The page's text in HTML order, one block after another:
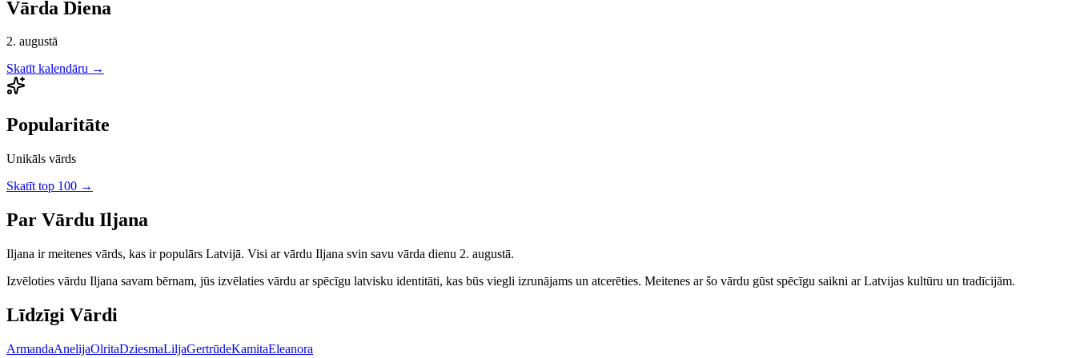
Vārda Diena
2. augustā
Skatīt kalendāru →
Popularitāte
Unikāls vārds
Skatīt top 100 →
Par Vārdu Iljana
Iljana irmeitenes vārds, kas ir populārs Latvijā. Visi ar vārdu Iljana svin savu vārda dienu 2. augustā.
Izvēloties vārdu Iljana savam bērnam, jūs izvēlaties vārdu ar spēcīgu latvisku identitāti, kas būs viegli izrunājams un atcerēties. Meitenes ar šo vārdu gūst spēcīgu saikni ar Latvijas kultūru un tradīcijām.
Līdzīgi Vārdi
ArmandaAnelijaOlritaDziesmaLiljaGertrūdeKamitaEleanora